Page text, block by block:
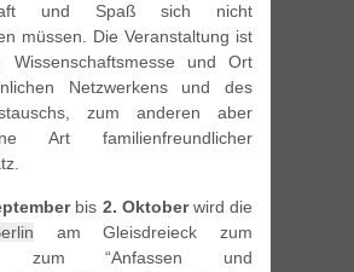
und Spaß sich nicht
müssen. Die Veranstaltung ist
Wissenschaftsmesse und Ort
Netzwerkens und des
zum anderen aber
Art familienfreundlicher
bis 2. Oktoberwird die
am Gleisdreieck zum
zum “Anfassen und